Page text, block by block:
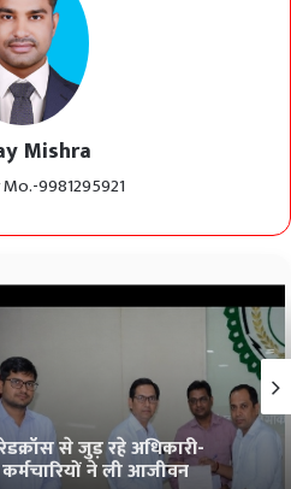
Mishra
9981295921
से जुड़ रहे अधिकारी-
ने ली आजीवन